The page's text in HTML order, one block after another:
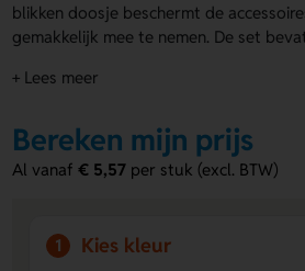
blikken doosje beschermt de
gemakkelijk mee te nemen. De set
18x11x4 cm. Je kunt het doosje
relatiegeschenk of voor speciale
jouw wijnset in blik en voeg een
je cadeau.
Compact en compleet:
+ Lees meer
Bereken mijn prijs
Al vanaf€ 5,57 per stuk (excl. BTW)
1 Kies kleur